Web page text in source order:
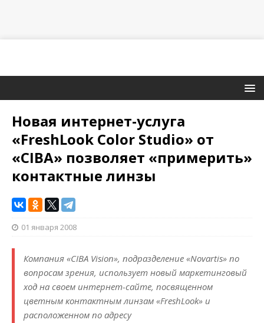
Новая интернет-услуга
«FreshLook Color Studio» от
«CIBA» позволяет «примерить»
контактные линзы
01 января 2008
Компания «CIBA Vision», подразделение «Novartis» по
вопросам зрения, использует новый маркетинговый
ход на своем интернет-сайте, посвященном
цветным контактным линзам «FreshLook» и
расположенном по адресу